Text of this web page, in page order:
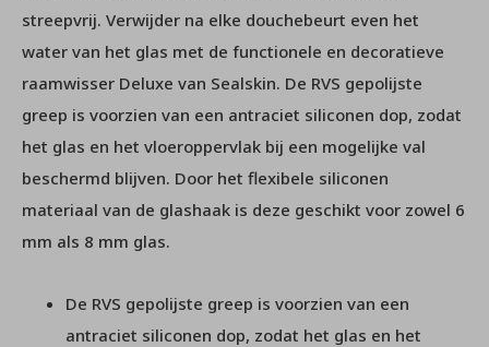
streepvrij. Verwijder na elke douchebeurt even het
water van het glas met de functionele en decoratieve
raamwisser Deluxe van Sealskin. De RVS gepolijste
greep is voorzien van een antraciet siliconen dop, zodat
het glas en het vloeroppervlak bij een mogelijke val
beschermd blijven. Door het flexibele siliconen
materiaal van de glashaak is deze geschikt voor zowel 6
mm als 8 mm glas.
De RVS gepolijste greep is voorzien van een
antraciet siliconen dop, zodat het glas en het